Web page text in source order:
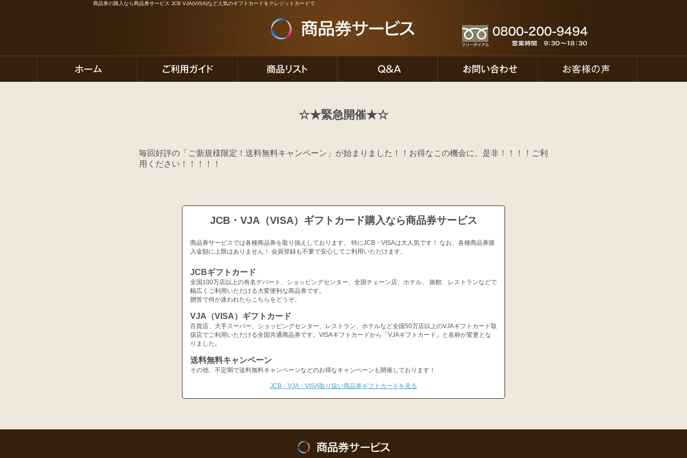
商品券の購入なら商品券サービス JCB VJA(VISA)など人気のギフトカードをクレジットカードで
☆★緊急開催★☆
毎回好評の「ご新規様限定！送料無料キャンペーン」が始まりました！！お得なこの機会に、是非！！！！ご利
用ください！！！！！
JCB・VJA（VISA）ギフトカード購入なら商品券サービス
商品券サービスでは各種商品券を取り揃えしております。 特にJCB・VISAは大人気です！ なお、各種商品券購
入金額に上限はありません！ 会員登録も不要で安心してご利用いただけます。
JCBギフトカード
全国100万店以上の有名デパート、ショッピングセンター、全国チェーン店、ホテル、 旅館、レストランなどで
幅広くご利用いただける大変便利な商品券です。
贈答で何か迷われたらこちらをどうぞ。
VJA（VISA）ギフトカード
百貨店、大手スーパー、ショッピングセンター、レストラン、ホテルなど全国50万店以上のVJAギフトカード取
扱店でご利用いただける全国共通商品券です。VISAギフトカードから「VJAギフトカード」と名称が変更とな
りました。
送料無料キャンペーン
その他、不定期で送料無料キャンペーンなどのお得なキャンペーンも開催しております！
JCB・VJA・VISA取り扱い商品券ギフトカードを見る